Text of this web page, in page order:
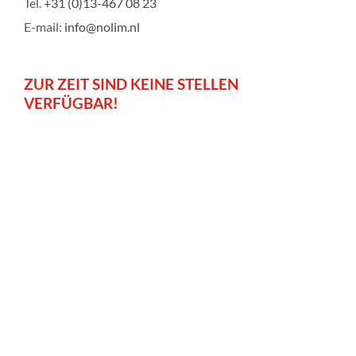
E-mail: info@nolim.nl
ZUR ZEIT SIND KEINE STELLEN
VERFÜGBAR!